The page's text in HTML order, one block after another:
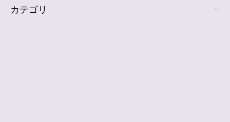
カテゴリ